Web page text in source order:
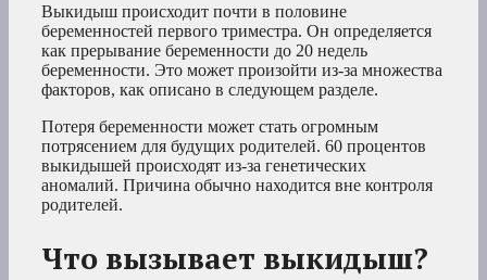
Выкидыш происходит почти в половине
беременностей первого триместра. Он определяется
как прерывание беременности до 20 недель
беременности. Это может произойти из-за множества
факторов, как описано в следующем разделе.
Потеря беременности может стать огромным
потрясением для будущих родителей. 60 процентов
выкидышей происходят из-за генетических
аномалий. Причина обычно находится вне контроля
родителей.
Что вызывает выкидыш?